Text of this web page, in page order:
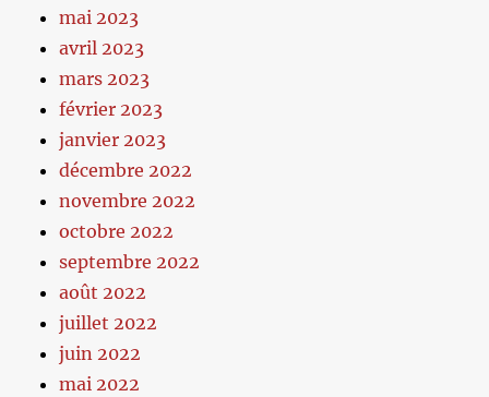
mai 2023
avril 2023
mars 2023
février 2023
janvier 2023
décembre 2022
novembre 2022
octobre 2022
septembre 2022
août 2022
juillet 2022
juin 2022
mai 2022